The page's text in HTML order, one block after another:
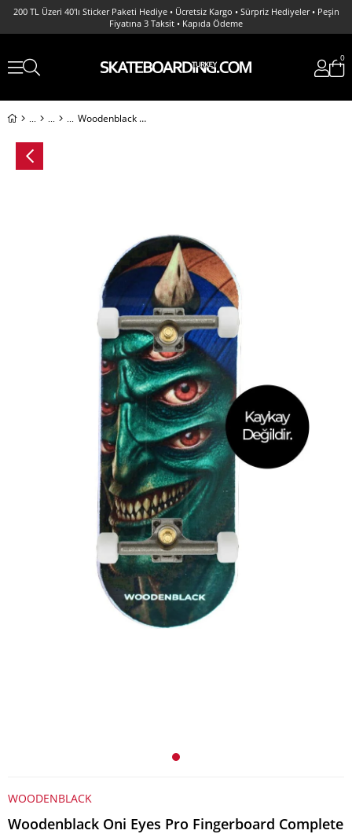
200 TL Üzeri 40'lı Sticker Paketi Hediye • Ücretsiz Kargo • Sürpriz Hediyeler • Peşin
Fiyatına 3 Taksit • Kapıda Ödeme
0
Woodenblack Oni Eyes Pro Fingerboard Complete
WOODENBLACK
Woodenblack Oni Eyes Pro Fingerboard Complete